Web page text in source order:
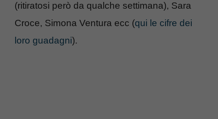
(ritiratosi però da qualche settimana), Sara
Croce, Simona Ventura ecc (qui le cifre dei
loro guadagni).